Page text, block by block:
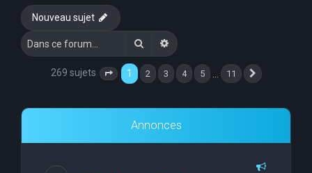
Nouveau sujet
RechercherRecherche avancée
269 sujets Page 1 sur11
1 2 3 4 5 11
Annonces